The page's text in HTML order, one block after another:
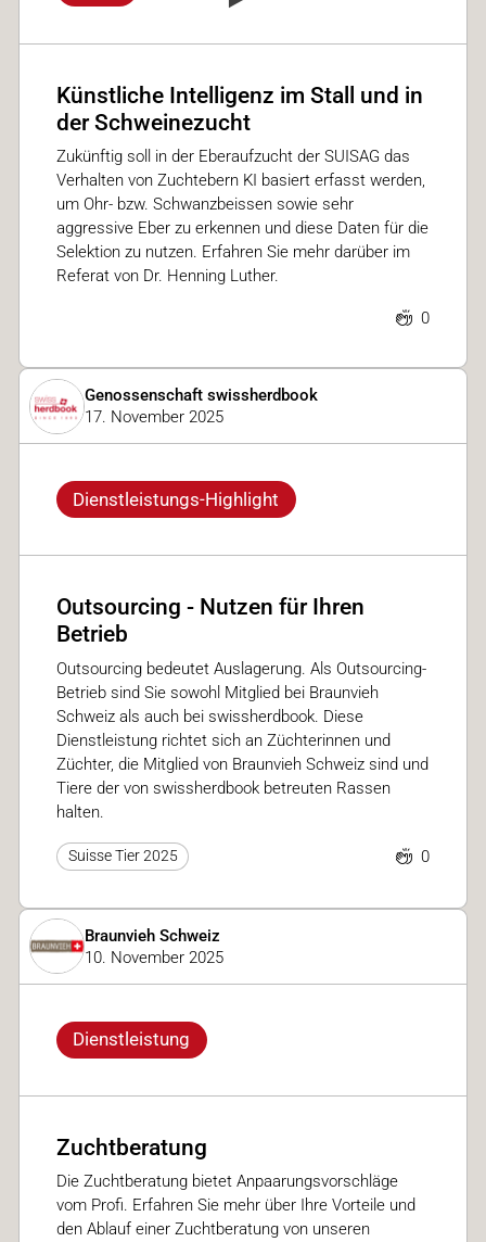
Künstliche Intelligenz im Stall und in
der Schweinezucht
Zukünftig soll in der Eberaufzucht der SUISAG das
Verhalten von Zuchtebern KI basiert erfasst werden,
um Ohr- bzw. Schwanzbeissen sowie sehr
aggressive Eber zu erkennen und diese Daten für die
Selektion zu nutzen. Erfahren Sie mehr darüber im
Referat von Dr. Henning Luther.
0
Genossenschaft swissherdbook
17. November 2025
Dienstleistungs-Highlight
Outsourcing - Nutzen für Ihren
Betrieb
Outsourcing bedeutet Auslagerung. Als Outsourcing-
Betrieb sind Sie sowohl Mitglied bei Braunvieh
Schweiz als auch bei swissherdbook. Diese
Dienstleistung richtet sich an Züchterinnen und
Züchter, die Mitglied von Braunvieh Schweiz sind und
Tiere der von swissherdbook betreuten Rassen
halten.
Suisse Tier 2025 0
Braunvieh Schweiz
10. November 2025
Dienstleistung
Zuchtberatung
Die Zuchtberatung bietet Anpaarungsvorschläge
vom Profi. Erfahren Sie mehr über Ihre Vorteile und
den Ablauf einer Zuchtberatung von unseren